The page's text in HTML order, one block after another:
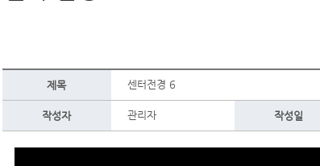
제목 센터전경 6
작성자 관리자 작성일